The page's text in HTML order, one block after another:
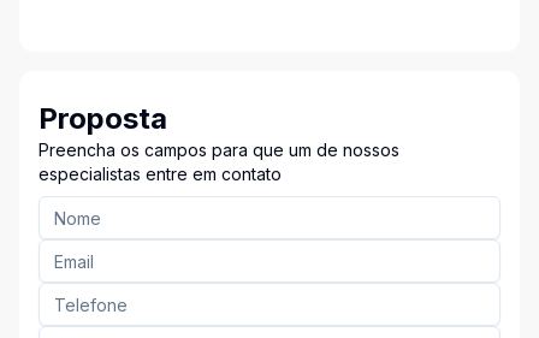
Proposta
Preencha os campos para que um de nossos
especialistas entre em contato